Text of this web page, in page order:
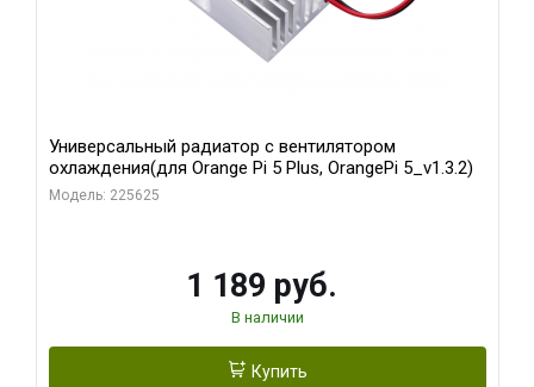
Универсальный радиатор с вентилятором
охлаждения(для Orange Pi 5 Plus, OrangePi 5_v1.3.2)
Модель: 225625
1 189 руб.
В наличии
Купить